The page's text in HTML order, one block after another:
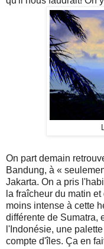
On part demain
Bandung, à «
Jakarta. On a pris
la fraîcheur du matin
moins intense à cette
différente de Sumatra,
l'Indonésie, une
compte d'îles. Ça en